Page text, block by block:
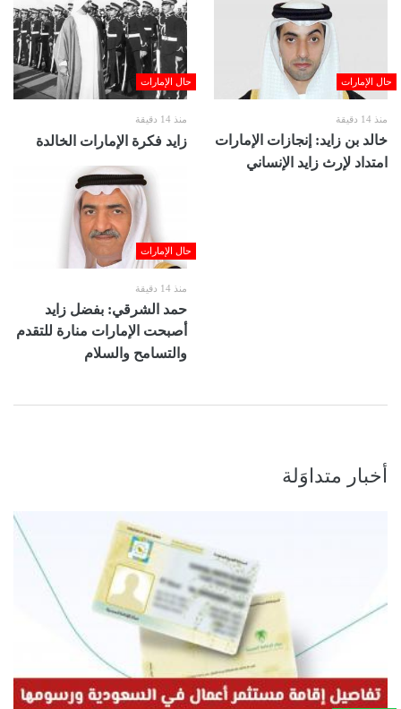
حال الإمارات
منذ 14 دقيقة
خالد بن زايد: إنجازات الإمارات
امتداد لإرث زايد الإنساني
حال الإمارات
منذ 14 دقيقة
زايد فكرة الإمارات الخالدة
حال الإمارات
منذ 14 دقيقة
حمد الشرقي: بفضل زايد
أصبحت الإمارات منارة للتقدم
والتسامح والسلام
أخبار متداوَلة